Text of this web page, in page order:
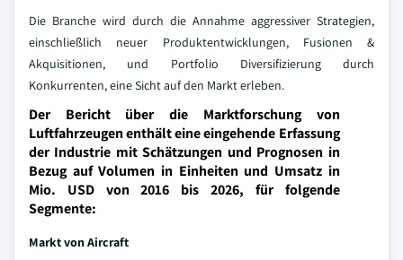
Die Branche wird durch die Annahme aggressiver Strategien,
einschließlich neuer Produktentwicklungen, Fusionen &
Akquisitionen, und Portfolio Diversifizierung durch
Konkurrenten, eine Sicht auf den Markt erleben.
Der Bericht über die Marktforschung von
Luftfahrzeugen enthält eine eingehende Erfassung
der Industrie mit Schätzungen und Prognosen in
Bezug auf Volumen in Einheiten und Umsatz in
Mio. USD von 2016 bis 2026, für folgende
Segmente:
Markt von Aircraft